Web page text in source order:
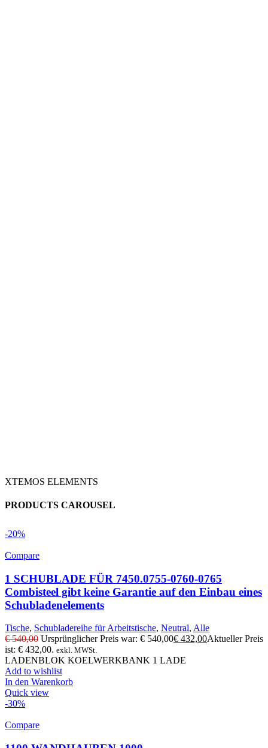
XTEMOS ELEMENTS
PRODUCTS CAROUSEL
-20%
Compare
1 SCHUBLADE FÜR 7450.0755-0760-0765
Combisteel gibt keine Garantie auf den Einbau eines
Schubladenelements
Tische, Schubladereihe für Arbeitstische, Neutral, Alle
€540,00 Ursprünglicher Preis war: € 540,00€ 432,00Aktueller Preis
ist: € 432,00. exkl. MWSt.
LADENBLOK KOELWERKBANK 1 LADE
Add to wishlist
In den Warenkorb
Quick view
-30%
Compare